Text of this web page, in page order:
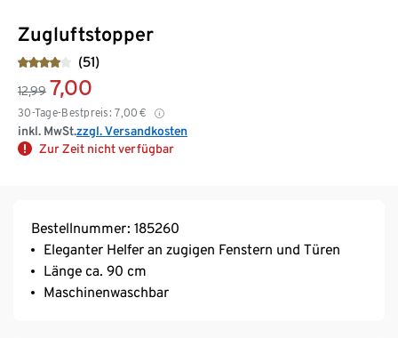
Zugluftstopper
(51)
12,99 7,00
30-Tage-Bestpreis: 7,00 €
inkl. MwSt.zzgl. Versandkosten
Zur Zeit nicht verfügbar
Bestellnummer: 185260
Eleganter Helfer an zugigen Fenstern und Türen
Länge ca. 90 cm
Maschinenwaschbar